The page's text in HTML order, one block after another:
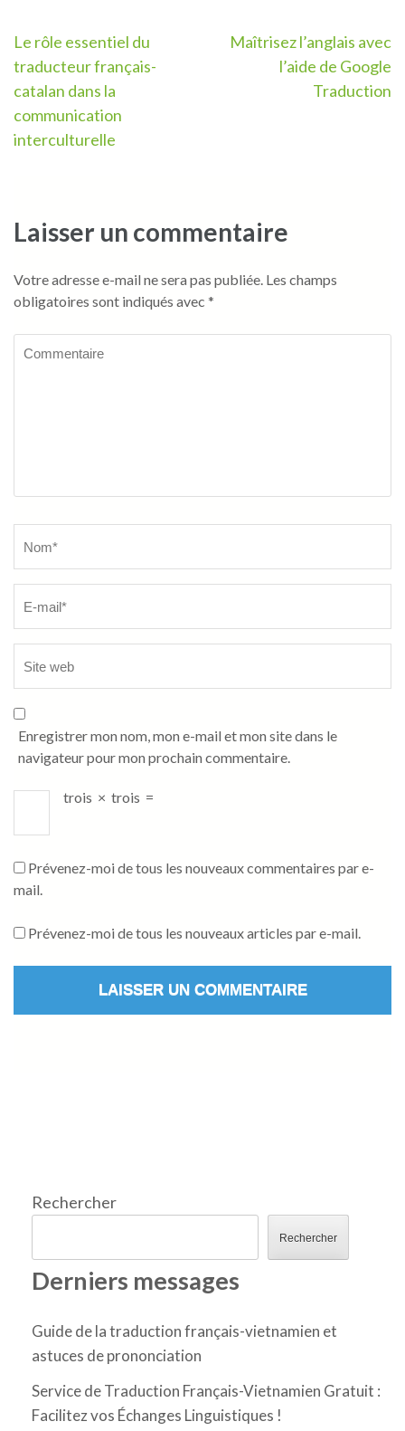
Navigation
de
l’article
Le rôle essentiel du
traducteur français-
catalan dans la
communication
interculturelle
Maîtrisez l’anglais avec
l’aide de Google
Traduction
Laisser un commentaire
Votre adresse e-mail ne sera pas publiée. Les champs
obligatoires sont indiqués avec *
Enregistrer mon nom, mon e-mail et mon site dans le
navigateur pour mon prochain commentaire.
trois × trois =
Prévenez-moi de tous les nouveaux commentaires par e-
mail.
Prévenez-moi de tous les nouveaux articles par e-mail.
Rechercher
Rechercher
Derniers messages
Guide de la traduction français-vietnamien et
astuces de prononciation
Service de Traduction Français-Vietnamien Gratuit :
Facilitez vos Échanges Linguistiques !